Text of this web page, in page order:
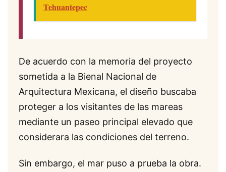
Tehuantepec
De acuerdo con la memoria del proyecto
sometida a la Bienal Nacional de
Arquitectura Mexicana, el diseño buscaba
proteger a los visitantes de las mareas
mediante un paseo principal elevado que
considerara las condiciones del terreno.
Sin embargo, el mar puso a prueba la obra.